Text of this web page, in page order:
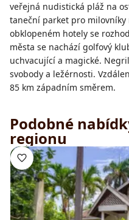
veřejná nudistická pláž na
taneční parket pro
obklopeném hotely se
města se nachází golfový
uchvacující a magické.
svobody a ležérnosti.
85 km západním směrem.
Podobné
regionu